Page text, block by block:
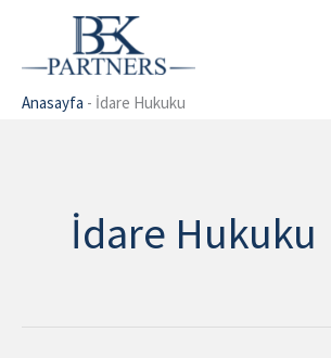
Anasayfa - İdare Hukuku
İdare Hukuku